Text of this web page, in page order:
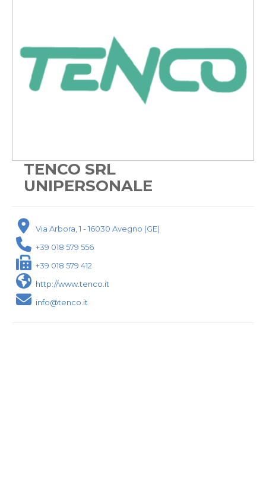
TENCO SRL
UNIPERSONALE
Via Arbora, 1 - 16030 Avegno (GE)
+39 018 579 556
+39 018 579 412
http://www.tenco.it
info@tenco.it